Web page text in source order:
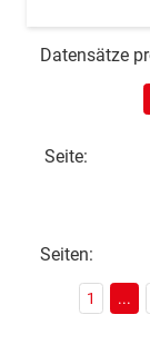
Datensätze
Seite:
Seiten:
1 ...